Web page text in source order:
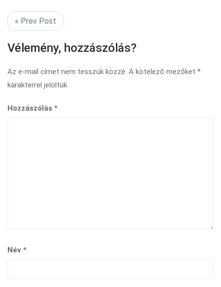
« Prev Post
Vélemény, hozzászólás?
Az e-mail címet nem tesszük közzé. A kötelező mezőket *
karakterrel jelöltük
Hozzászólás *
Név *